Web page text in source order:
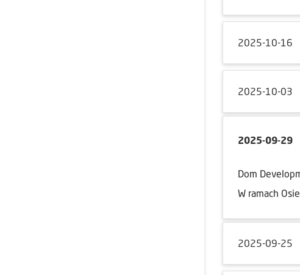
2025-10-16
2025-10-03
2025-09-29
Dom
W ramach
2025-09-25